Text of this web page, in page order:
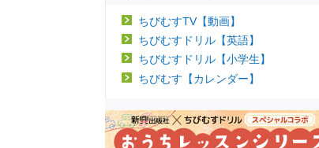
ちびむすTV【動画】
ちびむすドリル【英語】
ちびむすドリル【小学生】
ちびむす【カレンダー】